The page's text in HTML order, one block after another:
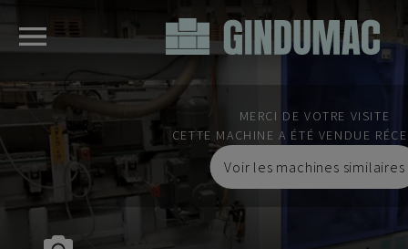
MERCI DE VOTRE VISITE
CETTE MACHINE A ÉTÉ VENDUE
Voir les machines similaires